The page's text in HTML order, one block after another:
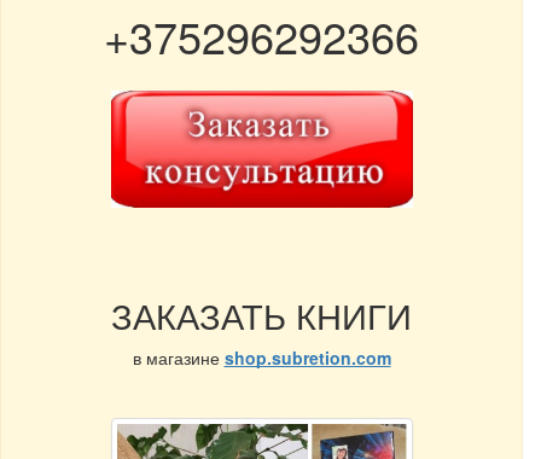
+375296292366
ЗАКАЗАТЬ КНИГИ
в магазине shop.subretion.com